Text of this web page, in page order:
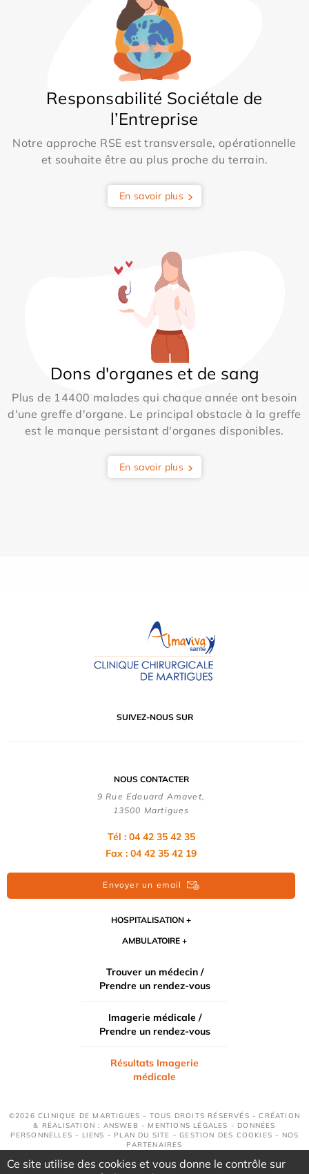
Responsabilité Sociétale de
l’Entreprise
Notre approche RSE est transversale, opérationnelle
et souhaite être au plus proche du terrain.
En savoir plus
Dons d'organes et de sang
Plus de 14400 malades qui chaque année ont besoin
d'une greffe d'organe. Le principal obstacle à la greffe
est le manque persistant d'organes disponibles.
En savoir plus
SUIVEZ-NOUS SUR
NOUS CONTACTER
9 Rue Edouard Amavet,
13500 Martigues
Tél : 04 42 35 42 35
Fax : 04 42 35 42 19
Envoyer un email
HOSPITALISATION
AMBULATOIRE
Trouver un médecin /
Prendre un rendez-vous
Imagerie médicale /
Prendre un rendez-vous
Résultats Imagerie
médicale
©2026 CLINIQUE DE MARTIGUES - TOUS DROITS RÉSERVÉS - CRÉATION
& RÉALISATION : ANSWEB - MENTIONS LÉGALES - DONNÉES
PERSONNELLES - LIENS - PLAN DU SITE -GESTION DES COOKIES - NOS
PARTENAIRES
Ce site utilise des cookies et vous donne le contrôle sur